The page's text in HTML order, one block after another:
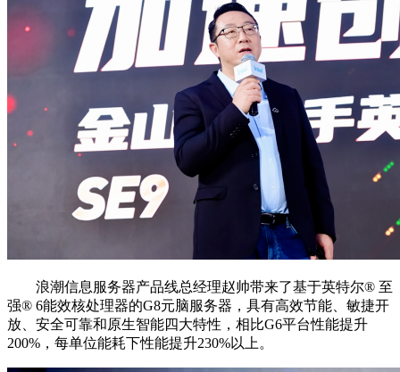
浪潮信息服务器产品线总经理赵帅带来了基于英特尔®️ 至
强®️ 6能效核处理器的G8元脑服务器，具有高效节能、敏捷开
放、安全可靠和原生智能四大特性，相比G6平台性能提升
200%，每单位能耗下性能提升230%以上。